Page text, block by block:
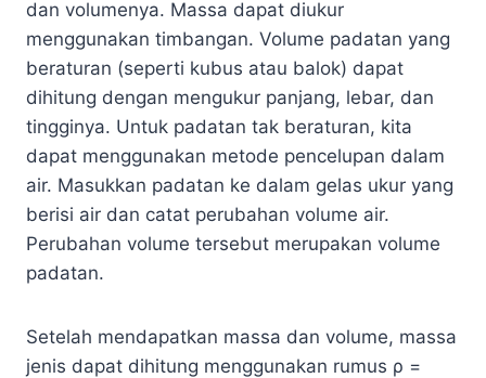
dan volumenya. Massa dapat diukur
menggunakan timbangan. Volume padatan yang
beraturan (seperti kubus atau balok) dapat
dihitung dengan mengukur panjang, lebar, dan
tingginya. Untuk padatan tak beraturan, kita
dapat menggunakan metode pencelupan dalam
air. Masukkan padatan ke dalam gelas ukur yang
berisi air dan catat perubahan volume air.
Perubahan volume tersebut merupakan volume
padatan.
Setelah mendapatkan massa dan volume, massa
jenis dapat dihitung menggunakan rumus ρ =